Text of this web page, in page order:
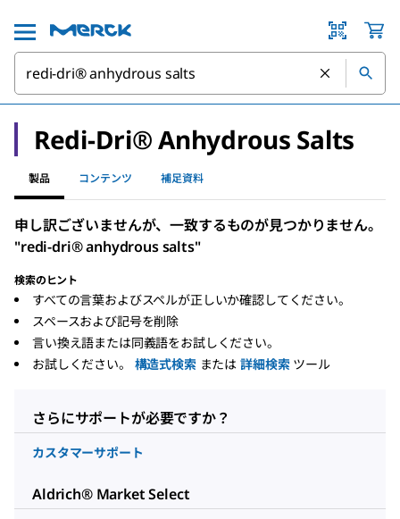
Redi-Dri® Anhydrous Salts
製品 コンテンツ 補足資料
申し訳ございませんが、一致するものが見つかりません。
"redi-dri® anhydrous salts"
検索のヒント
すべての言葉およびスペルが正しいか確認してください。
スペースおよび記号を削除
言い換え語または同義語をお試しください。
お試しください。
構造式検索 または 詳細検索 ツール
さらにサポートが必要ですか？
カスタマーサポート
Aldrich® Market Select